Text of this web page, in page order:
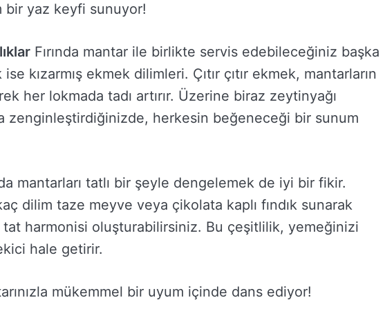
yaz keyfi sunuyor!
Fırında mantar ile birlikte servis edebileceğiniz başka
ise kızarmış ekmek dilimleri. Çıtır çıtır ekmek, mantarların
her lokmada tadı artırır. Üzerine biraz zeytinyağı
zenginleştirdiğinizde, herkesin beğeneceği bir sunum
mantarları tatlı bir şeyle dengelemek de iyi bir fikir.
dilim taze meyve veya çikolata kaplı fındık sunarak
tat harmonisi oluşturabilirsiniz. Bu çeşitlilik, yemeğinizi
hale getirir.
mükemmel bir uyum içinde dans ediyor!